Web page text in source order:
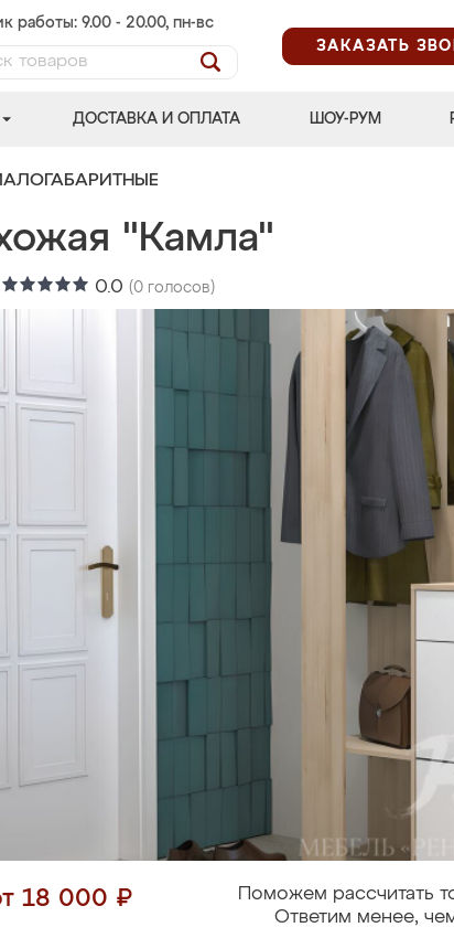
работы: 9.00 - 20.00, пн-вс
ЗАКАЗАТЬ
ДОСТАВКА И ОПЛАТА ШОУ-РУМ
"Камла"
0.0 (0 голосов)
18 000 ₽
Поможем рассчитать
Ответим менее,